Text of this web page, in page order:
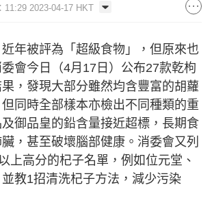
11:29 2023-04-17 HKT
年被評為「超級食物」，但原來也
會今日（4月17日）公布27款乾枸
，發現大部分雖然均含豐富的胡蘿
同時全部樣本亦檢出不同種類的重
御品皇的鉛含量接近超標，長期食
，甚至破壞腦部健康。消委會又列
上高分的杞子名單，例如位元堂、
教1招清洗杞子方法，減少污染